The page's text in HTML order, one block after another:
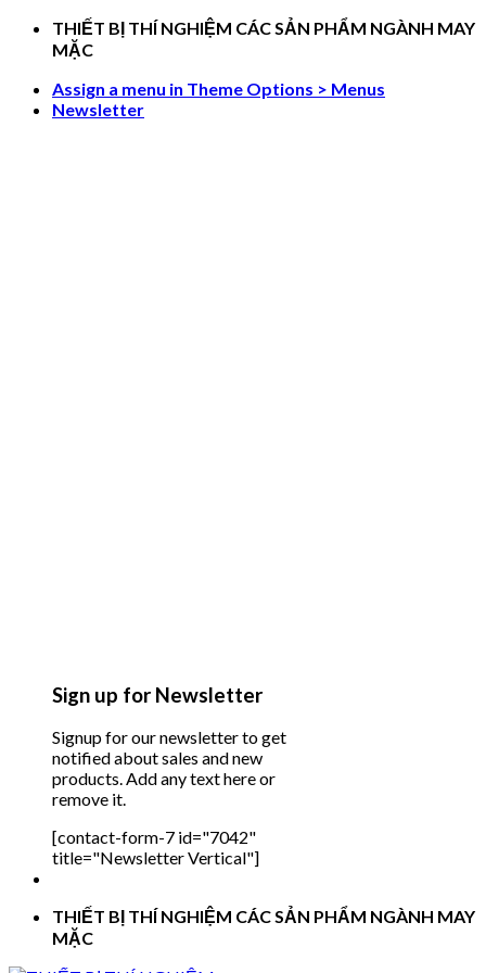
Skip
THIẾT BỊ THÍ NGHIỆM CÁC SẢN PHẨM NGÀNH MAY
MẶC
Assign a menu in Theme Options > Menus
Newsletter
Sign up for Newsletter
Signup for our newsletter to get
notified about sales and new
products. Add any text here or
remove it.
[contact-form-7 id="7042"
title="Newsletter Vertical"]
THIẾT BỊ THÍ NGHIỆM CÁC SẢN PHẨM NGÀNH MAY
MẶC